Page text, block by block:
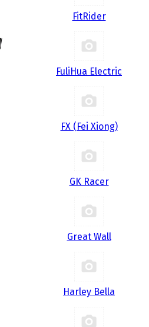
FitRider
FuliHua Electric
FX (Fei Xiong)
GK Racer
Great Wall
Harley Bella